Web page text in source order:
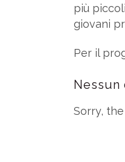
più
giovani
Per il
Nessun
Sorry,